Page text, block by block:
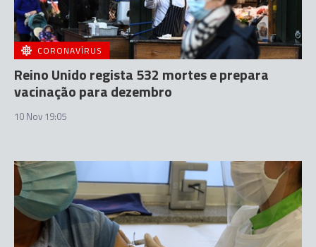
CORONAVÍRUS
Reino Unido regista 532 mortes e prepara
vacinação para dezembro
10 Nov 19:05